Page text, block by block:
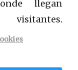
las heces, a
llegan